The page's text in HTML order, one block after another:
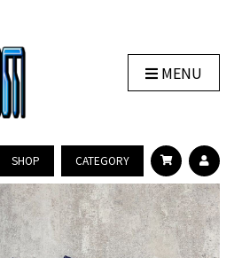
MENU
SHOP CATEGORY